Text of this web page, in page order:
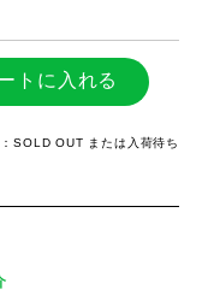
トに入れる
OUT または入荷待ち